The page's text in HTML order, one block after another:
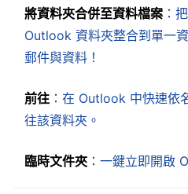
將資料夾合併至資料檔案 ：
Outlook 資料夾整合到單一
郵件與資料！
前往 ：在 Outlook 中快速依
往該資料夾。
臨時文件夾 ：一鍵立即開啟